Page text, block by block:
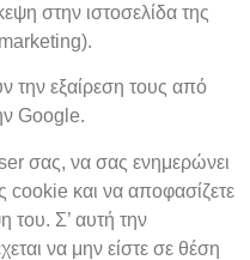
στην ιστοσελίδα της
την εξαίρεση τους από
Google.
σας, να σας ενημερώνει
cookie και να αποφασίζετε
του. Σ’ αυτή την
να μην είστε σε θέση